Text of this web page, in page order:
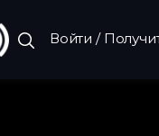
Войти /